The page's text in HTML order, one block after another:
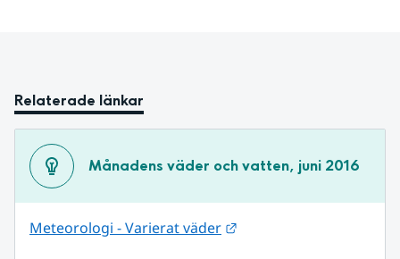
Relaterade länkar
Månadens väder och vatten, juni 2016
Meteorologi - Varierat väder